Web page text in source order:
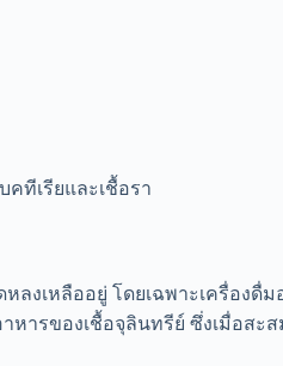
ทีเรียและเชื้อรา
เหลืออยู่ โดยเฉพาะเครื่องดื่ม
ารของเชื้อจุลินทรีย์ ซึ่งเมื่อสะส